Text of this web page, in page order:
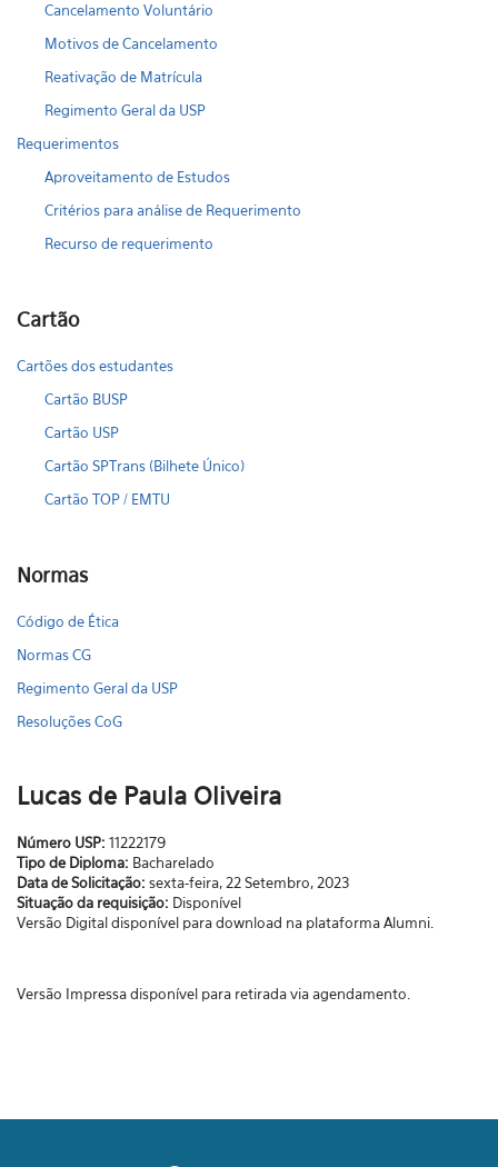
Cancelamento Voluntário
Motivos de Cancelamento
Reativação de Matrícula
Regimento Geral da USP
Requerimentos
Aproveitamento de Estudos
Critérios para análise de Requerimento
Recurso de requerimento
Cartão
Cartões dos estudantes
Cartão BUSP
Cartão USP
Cartão SPTrans (Bilhete Único)
Cartão TOP / EMTU
Normas
Código de Ética
Normas CG
Regimento Geral da USP
Resoluções CoG
Lucas de Paula Oliveira
Número USP: 11222179
Tipo de Diploma: Bacharelado
Data de Solicitação: sexta-feira, 22 Setembro, 2023
Situação da requisição: Disponível
Versão Digital disponível para download na plataforma Alumni.
Versão Impressa disponível para retirada via agendamento.